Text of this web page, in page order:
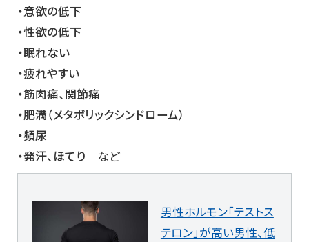
・意欲の低下
・性欲の低下
・眠れない
・疲れやすい
・筋肉痛、関節痛
・肥満（メタボリックシンドローム）
・頻尿
・発汗、ほてり など
男性ホルモン「テストス
テロン」が高い男性、低